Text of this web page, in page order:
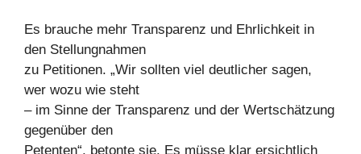
Es brauche mehr Transparenz und Ehrlichkeit in
den Stellungnahmen
zu Petitionen. „Wir sollten viel deutlicher sagen,
wer wozu wie steht
– im Sinne der Transparenz und der Wertschätzung
gegenüber den
Petenten“, betonte sie. Es müsse klar ersichtlich